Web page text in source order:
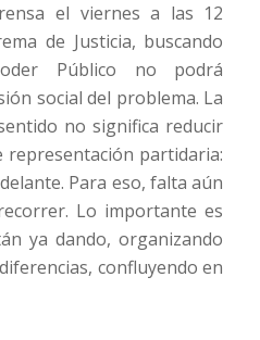
el viernes a las 12
de Justicia, buscando
Público no podrá
social del problema. La
no significa reducir
partidaria:
Para eso, falta aún
Lo importante es
ya dando, organizando
confluyendo en